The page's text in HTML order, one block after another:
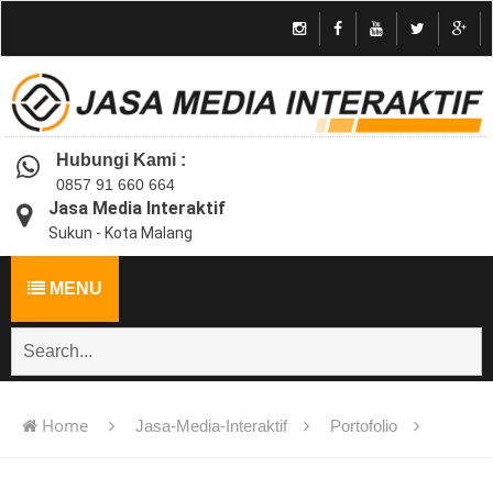
Hubungi Kami :
0857 91 660 664
Jasa Media Interaktif
Sukun - Kota Malang
MENU
Home Jasa-Media-Interaktif Portofolio